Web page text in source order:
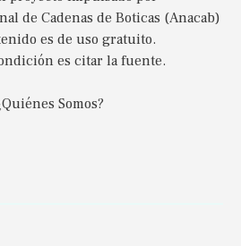
de Cadenas de Boticas (Anacab)
es de uso gratuito.
es citar la fuente.
Somos?